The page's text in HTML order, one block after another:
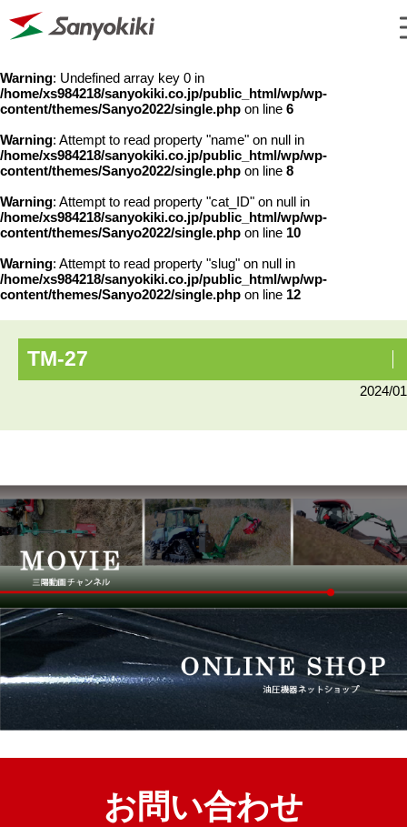
Warning: Undefined array key 0 in
/home/xs984218/sanyokiki.co.jp/public_html/wp/wp-
content/themes/Sanyo2022/single.php on line 6
Warning: Attempt to read property "name" on null in
/home/xs984218/sanyokiki.co.jp/public_html/wp/wp-
content/themes/Sanyo2022/single.php on line 8
Warning: Attempt to read property "cat_ID" on null in
/home/xs984218/sanyokiki.co.jp/public_html/wp/wp-
content/themes/Sanyo2022/single.php on line 10
Warning: Attempt to read property "slug" on null in
/home/xs984218/sanyokiki.co.jp/public_html/wp/wp-
content/themes/Sanyo2022/single.php on line 12
TM-27
2024/
お問い合わせ